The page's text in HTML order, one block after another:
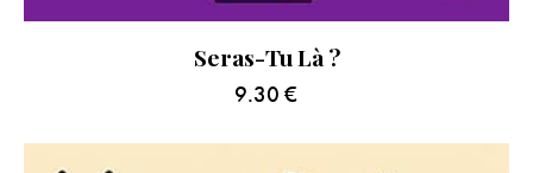
Seras-Tu Là ?
9.30 €